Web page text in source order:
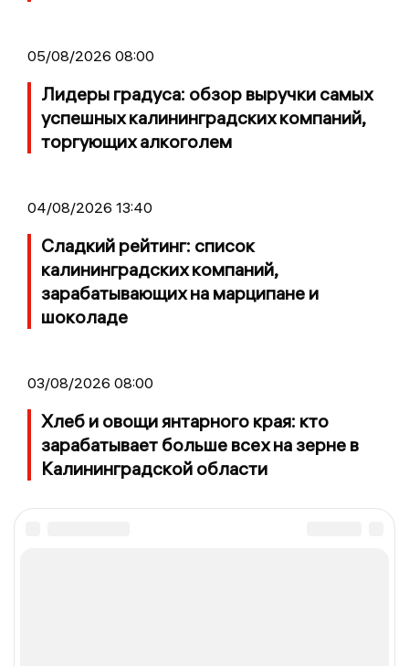
05/08/2026 08:00
Лидеры градуса: обзор выручки самых
успешных калининградских компаний,
торгующих алкоголем
04/08/2026 13:40
Сладкий рейтинг: список
калининградских компаний,
зарабатывающих на марципане и
шоколаде
03/08/2026 08:00
Хлеб и овощи янтарного края: кто
зарабатывает больше всех на зерне в
Калининградской области